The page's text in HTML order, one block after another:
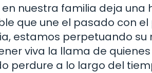
nuestra familia deja una
que une el pasado con
estamos perpetuando su
viva la llama de
perdure a lo largo del